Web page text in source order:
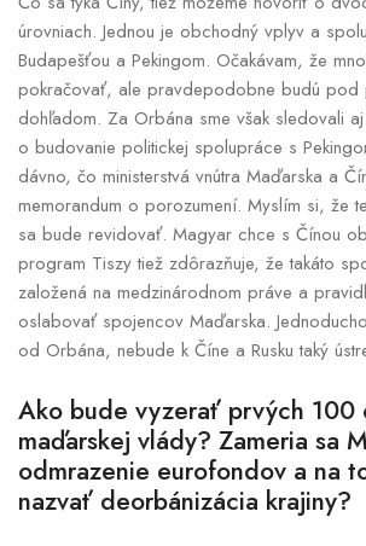
úrovniach. Jednou je obchodný vplyv a
Budapešťou a Pekingom. Očakávam, že
pokračovať, ale pravdepodobne budú pod
dohľadom. Za Orbána sme však sledovali
o budovanie politickej spolupráce s
dávno, čo ministerstvá vnútra Maďarska a
memorandum o porozumení. Myslím si, že
sa bude revidovať. Magyar chce s Čínou
program Tiszy tiež zdôrazňuje, že takáto
založená na medzinárodnom práve a
oslabovať spojencov Maďarska.
od Orbána, nebude k Číne a Rusku taký
Ako bude vyzerať prvých 100
maďarskej vlády? Zameria sa
odmrazenie eurofondov a na
nazvať deorbánizácia krajiny?